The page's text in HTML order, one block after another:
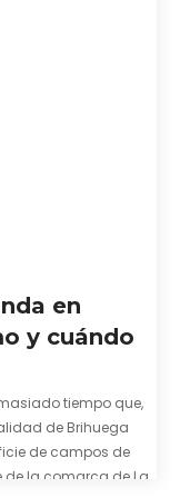
en
y cuándo
tiempo que,
de Brihuega
de campos de
la comarca de La